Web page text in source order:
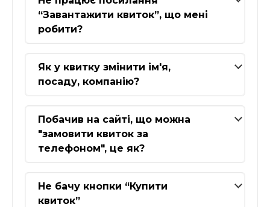
“Завантажити квиток”, що мені
робити?
Як у квитку змінити ім'я,
посаду, компанію?
Побачив на сайті, що можна
"замовити квиток за
телефоном", це як?
Не бачу кнопки “Купити
квиток”